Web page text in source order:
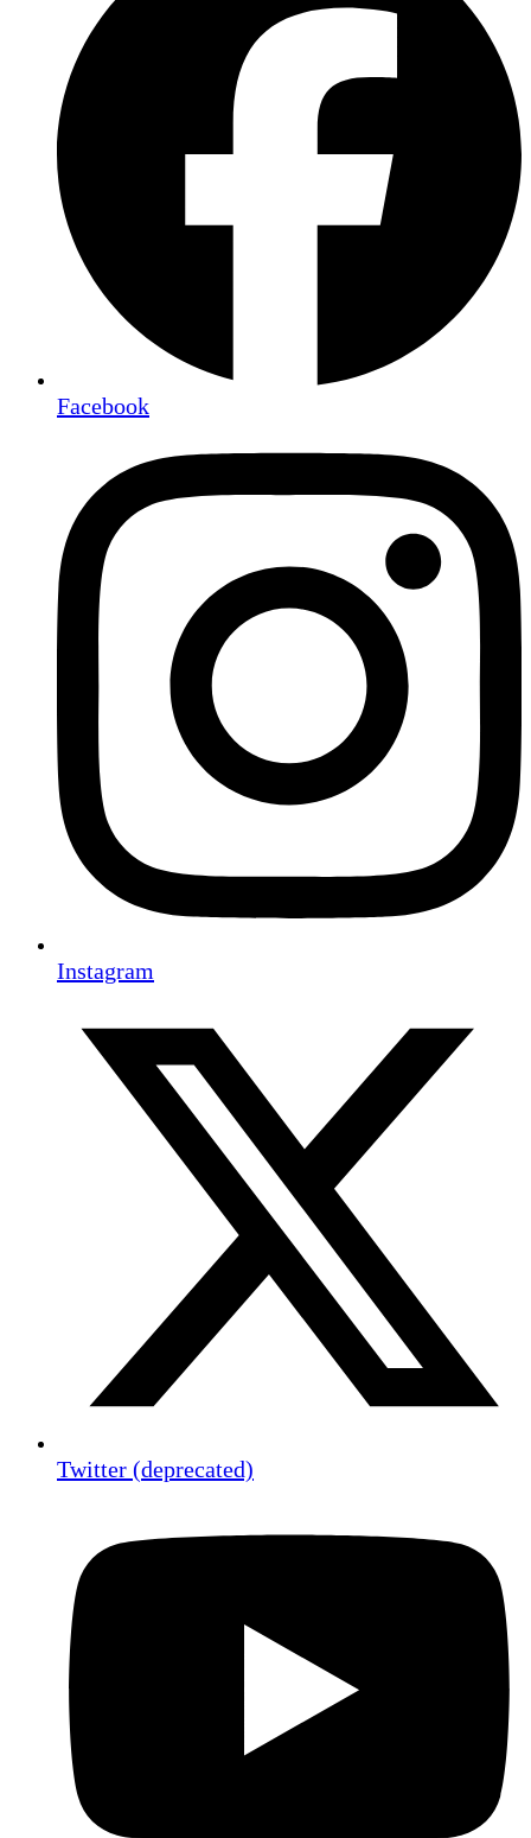
Facebook
Instagram
Twitter (deprecated)